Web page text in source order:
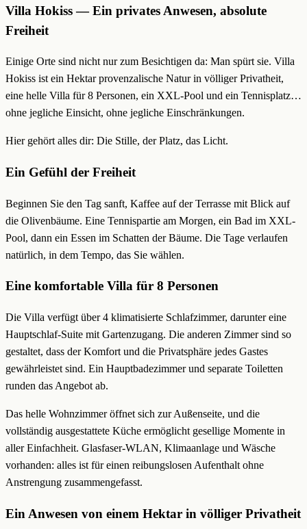
Villa Hokiss — Ein privates Anwesen, absolute
Freiheit
Einige Orte sind nicht nur zum Besichtigen da: Man spürt sie. Villa
Hokiss ist ein Hektar provenzalische Natur in völliger Privatheit,
eine helle Villa für 8 Personen, ein XXL-Pool und ein Tennisplatz…
ohne jegliche Einsicht, ohne jegliche Einschränkungen.
Hier gehört alles dir: Die Stille, der Platz, das Licht.
Ein Gefühl der Freiheit
Beginnen Sie den Tag sanft, Kaffee auf der Terrasse mit Blick auf
die Olivenbäume. Eine Tennispartie am Morgen, ein Bad im XXL-
Pool, dann ein Essen im Schatten der Bäume. Die Tage verlaufen
natürlich, in dem Tempo, das Sie wählen.
Eine komfortable Villa für 8 Personen
Die Villa verfügt über 4 klimatisierte Schlafzimmer, darunter eine
Hauptschlaf-Suite mit Gartenzugang. Die anderen Zimmer sind so
gestaltet, dass der Komfort und die Privatsphäre jedes Gastes
gewährleistet sind. Ein Hauptbadezimmer und separate Toiletten
runden das Angebot ab.
Das helle Wohnzimmer öffnet sich zur Außenseite, und die
vollständig ausgestattete Küche ermöglicht gesellige Momente in
aller Einfachheit. Glasfaser-WLAN, Klimaanlage und Wäsche
vorhanden: alles ist für einen reibungslosen Aufenthalt ohne
Anstrengung zusammengefasst.
Ein Anwesen von einem Hektar in völliger Privatheit